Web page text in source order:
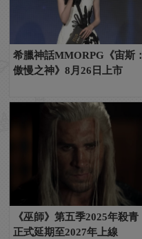
希臘神話MMORPG《宙斯：
傲慢之神》8月26日上市
《巫師》第五季2025年殺青
正式延期至2027年上線